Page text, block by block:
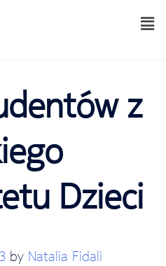
z
Dzieci
by Natalia Fidali